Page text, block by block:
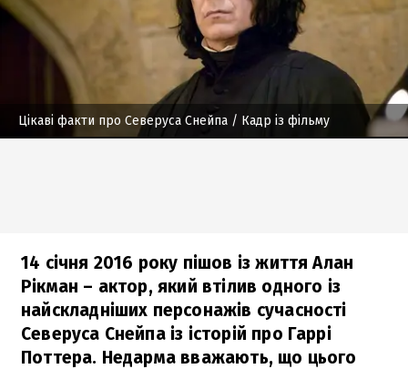
Цікаві факти про Северуса Снейпа / Кадр із фільму
14 січня 2016 року пішов із життя Алан
Рікман – актор, який втілив одного із
найскладніших персонажів сучасності
Северуса Снейпа із історій про Гаррі
Поттера. Недарма вважають, що цього